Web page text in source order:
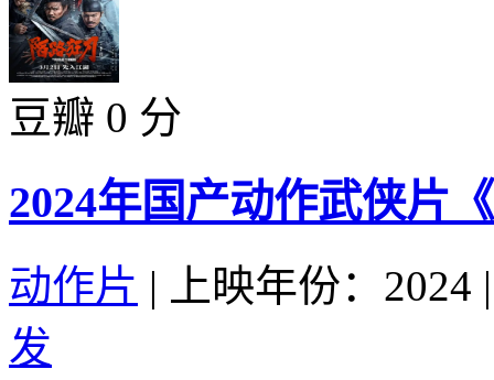
豆瓣 0 分
2024年国产动作武侠片
动作片 | 上映年份：2024 |
发